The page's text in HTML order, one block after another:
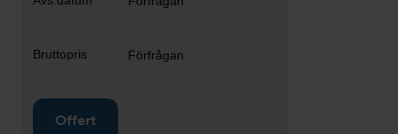
Förfrågan
Offert